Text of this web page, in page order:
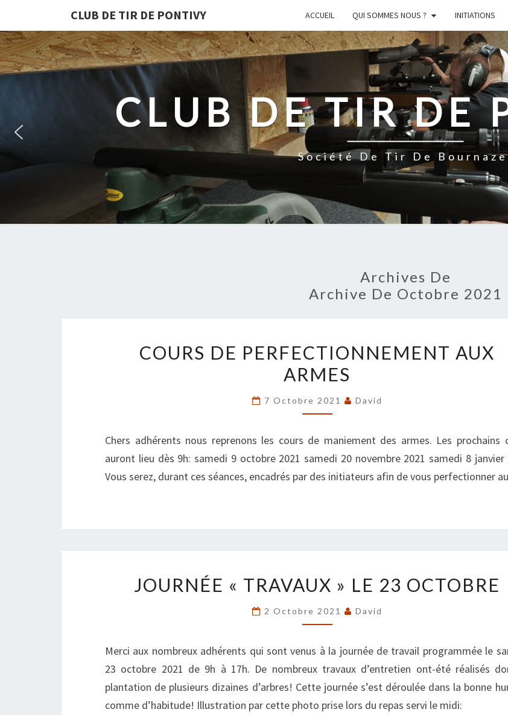
CLUB DE TIR DE PONTIVY ACCUEIL QUI SOMMES NOUS ? INITIATIONS
CLUB DE TIR DE
Société De Tir De
Archives De
Archive De Octobre 2021
PERFECTIONNEMENT
ARMES
COURS DE PERFECTIONNEMENT AUX
ARMES
7 Octobre 2021 David
Chers adhérents nous reprenons les cours de maniement des armes. Les prochains
auront lieu dès 9h: samedi 9 octobre 2021 samedi 20 novembre 2021 samedi 8 janvier
Vous serez, durant ces séances, encadrés par des initiateurs afin de vous perfectionner
« TRAVAUX »
LE
23
JOURNÉE « TRAVAUX » LE 23 OCTOBRE
2 Octobre 2021 David
Merci aux nombreux adhérents qui sont venus à la journée de travail programmée le
23 octobre 2021 de 9h à 17h. De nombreux travaux d’entretien ont-été réalisés
plantation de plusieurs dizaines d’arbres! Cette journée s’est déroulée dans la bonne
comme d’habitude! Illustration par cette photo prise lors du repas servi le midi: